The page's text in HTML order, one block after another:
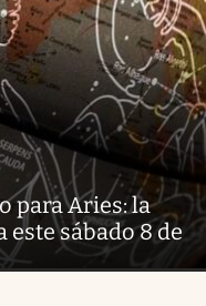
para Aries: la
sábado 8 de